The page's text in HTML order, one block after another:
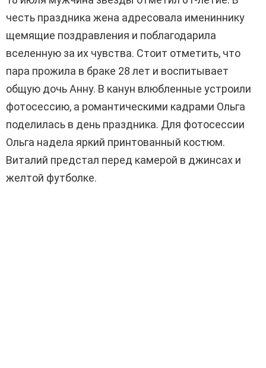
честь праздника жена адресовала имениннику
щемящие поздравления и поблагодарила
вселенную за их чувства. Стоит отметить, что
пара прожила в браке 28 лет и воспитывает
общую дочь Анну. В канун влюбленные устроили
фотосессию, а романтическими кадрами Ольга
поделилась в день праздника. Для фотосессии
Ольга надела яркий принтованный костюм.
Виталий предстал перед камерой в джинсах и
желтой футболке.